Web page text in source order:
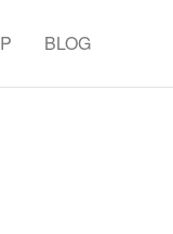
BLOG